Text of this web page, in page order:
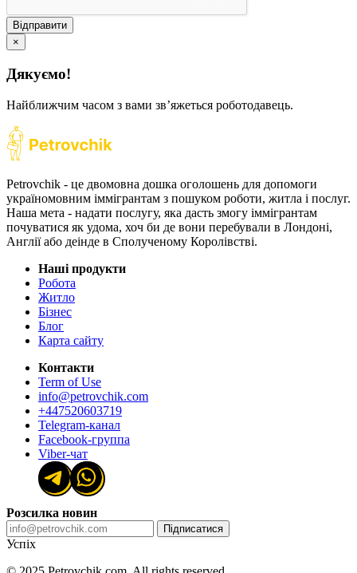
Відправити
×
Дякуємо!
Найближчим часом з вами звʼяжеться роботодавець.
Petrovchik - це двомовна дошка оголошень для допомоги
україномовним іммігрантам з пошуком роботи, житла і послуг.
Наша мета - надати послугу, яка дасть змогу іммігрантам
почуватися як удома, хоч би де вони перебували в Лондоні,
Англії або деінде в Сполученому Королівстві.
Наші продукти
Робота
Житло
Бізнес
Блог
Карта сайту
Контакти
Term of Use
info@petrovchik.com
+447520603719
Telegram-канал
Facebook-группа
Viber-чат
Розсилка новин
Підписатися
Успіх